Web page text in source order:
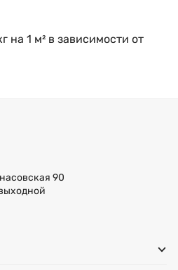
на 1 м² в зависимости от
90